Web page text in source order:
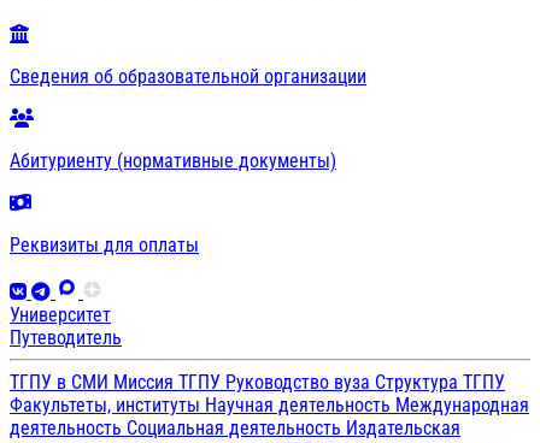
Сведения об образовательной организации
Абитуриенту (нормативные документы)
Реквизиты для оплаты
Университет
Путеводитель
ТГПУ в СМИ Миссия ТГПУ Руководство вуза Структура ТГПУ
Факультеты, институты Научная деятельность Международная
деятельность Социальная деятельность Издательская